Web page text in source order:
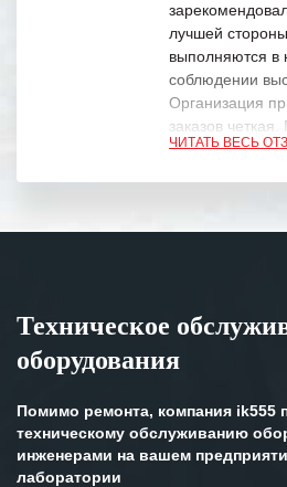
лучшей
выполняются в
соблюдении
Организация
заказов
обязательства
Особенно
готовность
Мы высоко
ЧИТАТЬ ВЕСЬ
Техническое
оборудования
Помимо ремонта, компания ik555
техническому обслуживанию
инженерами на вашем
лаборатории